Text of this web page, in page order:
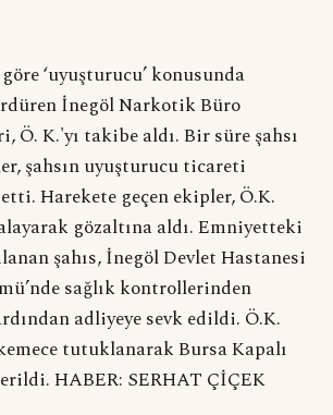
‘uyuşturucu’ konusunda
İnegöl Narkotik Büro
K.'yı takibe aldı. Bir süre şahsı
şahsın uyuşturucu ticareti
Harekete geçen ekipler, Ö.K.
gözaltına aldı. Emniyetteki
şahıs, İnegöl Devlet Hastanesi
sağlık kontrollerinden
adliyeye sevk edildi. Ö.K.
tutuklanarak Bursa Kapalı
HABER: SERHAT ÇİÇEK